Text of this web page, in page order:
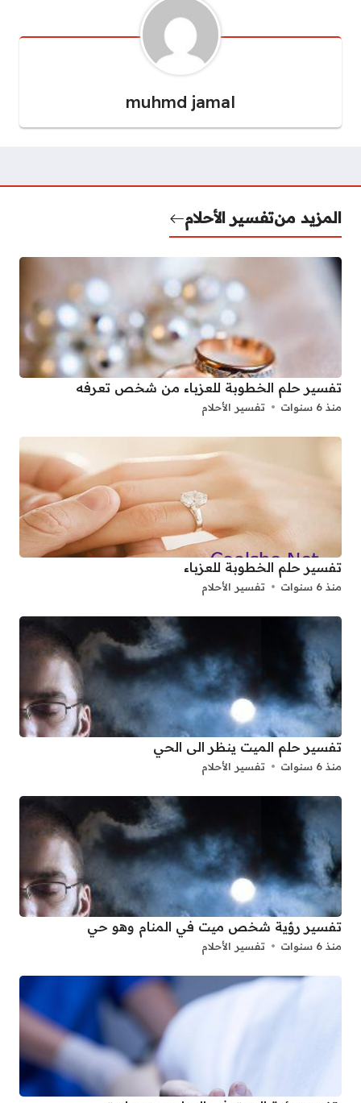
muhmd jamal
المزيد منتفسير الأحلام
تفسير حلم الخطوبة للعزباء من شخص تعرفه
منذ 6 سنوات تفسير الأحلام
تفسير حلم الخطوبة للعزباء
منذ 6 سنوات تفسير الأحلام
تفسير حلم الميت ينظر الى الحي
منذ 6 سنوات تفسير الأحلام
تفسير رؤية شخص ميت في المنام وهو حي
منذ 6 سنوات تفسير الأحلام